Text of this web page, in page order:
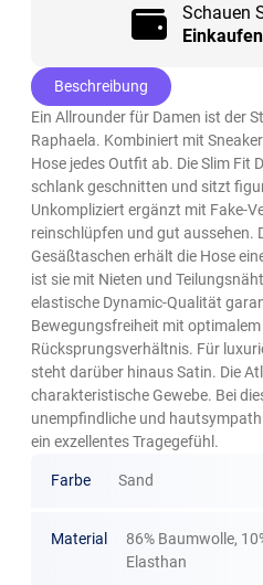
Schauen
Beschreibung
Ein Allrounder für Damen ist der
Raphaela. Kombiniert mit
Hose jedes Outfit ab. Die Slim Fit
schlank geschnitten und sitzt
Unkompliziert ergänzt mit Fake-
reinschlüpfen und gut aussehen.
Gesäßtaschen erhält die Hose
ist sie mit Nieten und
elastische Dynamic-Qualität
Bewegungsfreiheit mit optimalem
Rücksprungsverhältnis. Für
steht darüber hinaus Satin. Die
charakteristische Gewebe. Bei
unempfindliche und
ein exzellentes Tragegefühl.
Farbe Sand
Material
86% Baumwolle,
Elasthan